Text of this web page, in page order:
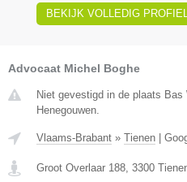
BEKIJK VOLLEDIG PROFIEL
Advocaat Michel Boghe
Niet gevestigd in de plaats
Henegouwen.
Vlaams-Brabant » Tienen |
Groot Overlaar 188 3300